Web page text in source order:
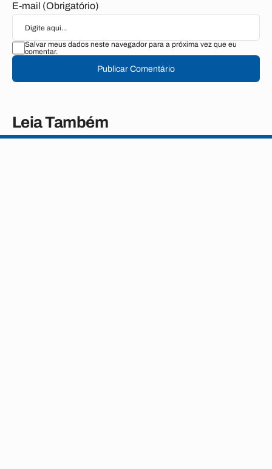
E-mail (Obrigatório)
Salvar meus dados neste navegador para a próxima vez que eu
comentar.
Publicar Comentário
Leia Também